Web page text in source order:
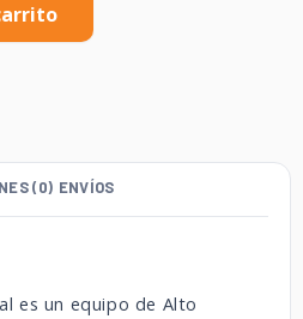
(0) ENVÍOS
es un equipo de Alto